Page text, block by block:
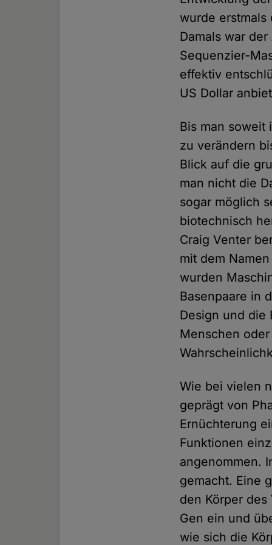
wurde erstmals
Damals war
Sequenzier-
effektiv
US Dollar
Bis man
zu verändern
Blick auf die
man nicht die
sogar möglich
biotechnisch
Craig Venter
mit dem Namen
wurden
Basenpaare in
Design und die
Menschen
Wie bei vielen
geprägt von
Ernüchterung
Funktionen
angenommen.
gemacht. Eine
den Körper
Gen ein und
wie sich die